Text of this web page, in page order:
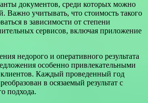
документов, среди которых можно
Важно учитывать, что стоимость такого
в зависимости от степени
сервисов, включая приложение
недорого и оперативного результата
особенно привлекательными
Каждый проведенный год
в осязаемый результат с
подхода.